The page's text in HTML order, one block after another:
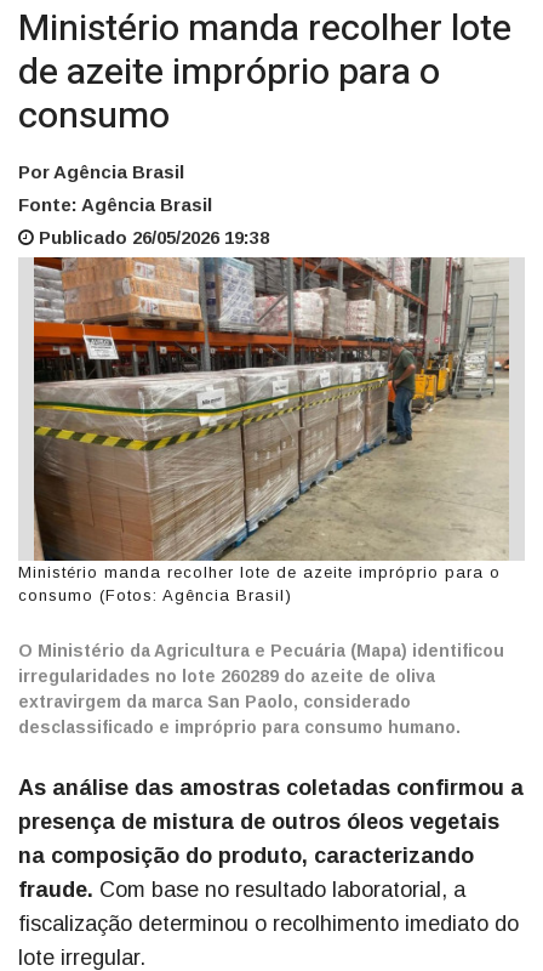
Ministério manda recolher lote
de azeite impróprio para o
consumo
Por Agência Brasil
Fonte: Agência Brasil
Publicado 26/05/2026 19:38
Ministério manda recolher lote de azeite impróprio para o
consumo (Fotos: Agência Brasil)
O Ministério da Agricultura e Pecuária (Mapa) identificou
irregularidades no lote 260289 do azeite de oliva
extravirgem da marca San Paolo, considerado
desclassificado e impróprio para consumo humano.
As análise das amostras coletadas confirmou a
presença de mistura de outros óleos vegetais
na composição do produto, caracterizando
fraude. Com base no resultado laboratorial, a
fiscalização determinou o recolhimento imediato do
lote irregular.